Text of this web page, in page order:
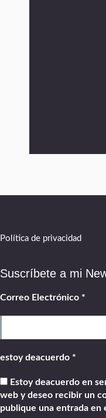
Política de privacidad
Suscríbete a mi
Correo Electrónico *
estoy deacuerdo *
Estoy deacuerdo en
web y deseo recibir un
publique una entrada en